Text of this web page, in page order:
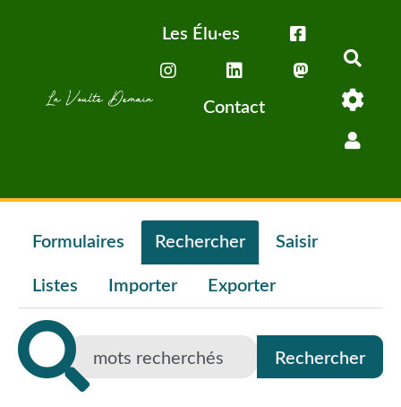
Aller au contenu principal
Les Élu·es
Contact
Formulaires Rechercher Saisir
Listes Importer Exporter